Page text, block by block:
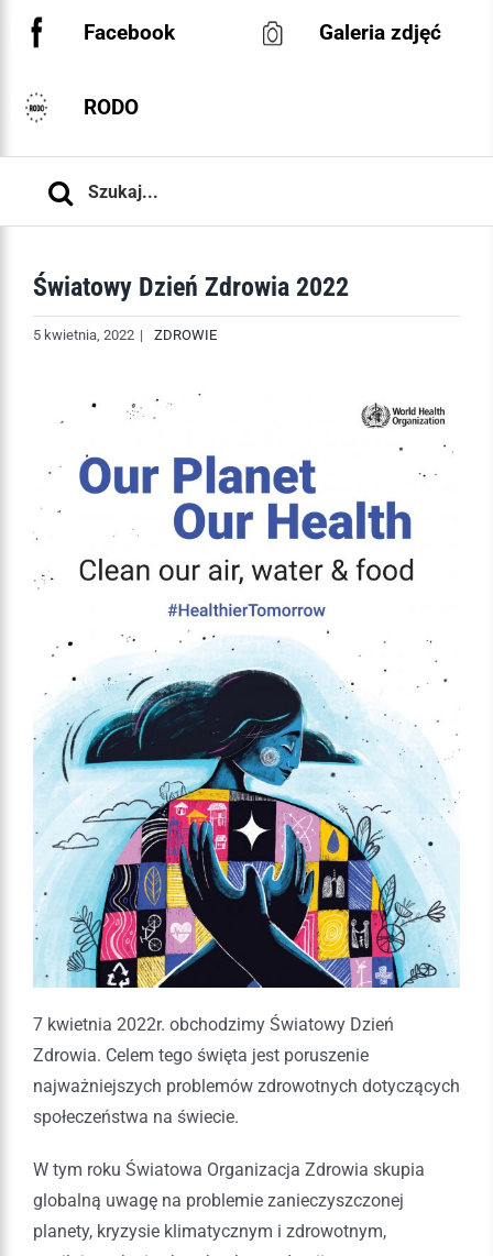
Facebook Galeria zdjęć
RODO
Światowy Dzień Zdrowia 2022
5 kwietnia, 2022 | ZDROWIE
7 kwietnia 2022r. obchodzimy Światowy Dzień
Zdrowia. Celem tego święta jest poruszenie
najważniejszych problemów zdrowotnych dotyczących
społeczeństwa na świecie.
W tym roku Światowa Organizacja Zdrowia skupia
globalną uwagę na problemie zanieczyszczonej
planety, kryzysie klimatycznym i zdrowotnym,